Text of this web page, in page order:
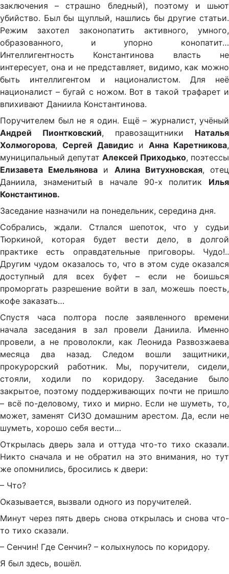
заключения – страшно бледный), поэтому и шьют
убийство. Был бы щуплый, нашлись бы другие статьи.
Режим захотел законопатить активного, умного,
образованного, и упорно конопатит…
Интеллигентность Константинова власть не
интересует, она и не представляет, видимо, как можно
быть интеллигентом и националистом. Для неё
националист – бугай с ножом. Вот в такой трафарет и
впихивают Даниила Константинова.
Поручителем был не я один. Ещё – журналист, учёный
Андрей Пионтковский, правозащитники Наталья
Холмогорова, Сергей Давидис и Анна Каретникова,
муниципальный депутат Алексей Приходько, поэтессы
Елизавета Емельянова и Алина Витухновская, отец
Даниила, знаменитый в начале 90-х политик Илья
Константинов.
Заседание назначили на понедельник, середина дня.
Собрались, ждали. Стлался шепоток, что у судьи
Тюркиной, которая будет вести дело, в долгой
практике есть оправдательные приговоры. Чудо!..
Другим чудом оказалось то, что в этом суде оказался
доступный для всех буфет – если не боишься
проморгать разрешение войти в зал, можешь поесть,
кофе заказать…
Спустя часа полтора после заявленного времени
начала заседания в зал провели Даниила. Именно
провели, а не проволокли, как Леонида Развозжаева
месяца два назад. Следом вошли защитники,
прокурорский работник. Мы, поручители, сидели,
стояли, ходили по коридору. Заседание было
закрытое, поэтому поддерживающих почти не пришло
– всё по-деловому, тихо и мирно. Если не шуметь, то,
может, заменят СИЗО домашним арестом. Да, если не
шуметь, хорошо себя вести…
Открылась дверь зала и оттуда что-то тихо сказали.
Никто сначала и не обратил на это внимания, но тут
же опомнились, бросились к двери:
– Что?
Оказывается, вызвали одного из поручителей.
Минут через пять дверь снова открылась и снова что-
то тихо сказали.
– Сенчин! Где Сенчин? – колыхнулось по коридору.
Я был здесь, вошёл.